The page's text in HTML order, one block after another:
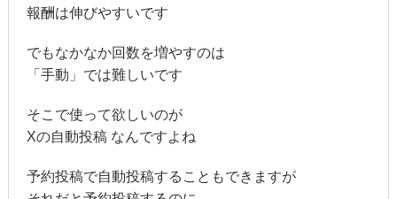
報酬は伸びやすいです
でもなかなか回数を増やすのは
「手動」では難しいです
そこで使って欲しいのが
Xの自動投稿 なんですよね
予約投稿で自動投稿することもできますが